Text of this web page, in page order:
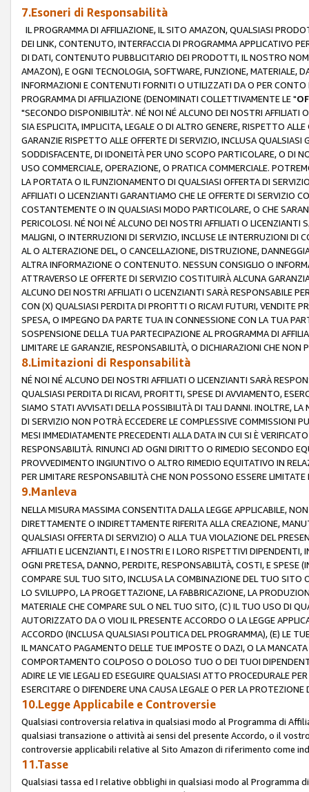
7.Esoneri di Responsabilità
IL PROGRAMMA DI AFFILIAZIONE, IL SITO AMAZON, QUALSIASI
DEI LINK, CONTENUTO, INTERFACCIA DI PROGRAMMA APPLICATIVO
DI DATI, CONTENUTO PUBBLICITARIO DEI PRODOTTI, IL NOSTRO
AMAZON), E OGNI TECNOLOGIA, SOFTWARE, FUNZIONE, MATERIALE,
INFORMAZIONI E CONTENUTI FORNITI O UTILIZZATI DA O PER
PROGRAMMA DI AFFILIAZIONE (DENOMINATI COLLETTIVAMENTE LE "
"SECONDO DISPONIBILITÀ". NÉ NOI NÉ ALCUNO DEI NOSTRI
SIA ESPLICITA, IMPLICITA, LEGALE O DI ALTRO GENERE, RISPETTO
GARANZIE RISPETTO ALLE OFFERTE DI SERVIZIO, INCLUSA
SODDISFACENTE, DI IDONEITÀ PER UNO SCOPO PARTICOLARE, O DI
USO COMMERCIALE, OPERAZIONE, O PRATICA COMMERCIALE.
LA PORTATA O IL FUNZIONAMENTO DI QUALSIASI OFFERTA DI
AFFILIATI O LICENZIANTI GARANTIAMO CHE LE OFFERTE DI SERVIZIO
COSTANTEMENTE O IN QUALSIASI MODO PARTICOLARE, O CHE
PERICOLOSI. NÉ NOI NÉ ALCUNO DEI NOSTRI AFFILIATI O LICENZIANTI
MALIGNI, O INTERRUZIONI DI SERVIZIO, INCLUSE LE INTERRUZIONI DI
AL O ALTERAZIONE DEL, O CANCELLAZIONE, DISTRUZIONE,
ALTRA INFORMAZIONE O CONTENUTO. NESSUN CONSIGLIO O
ATTRAVERSO LE OFFERTE DI SERVIZIO COSTITUIRÀ ALCUNA
ALCUNO DEI NOSTRI AFFILIATI O LICENZIANTI SARÀ RESPONSABILE
CON (X) QUALSIASI PERDITA DI PROFITTI O RICAVI FUTURI, VENDITE
SPESA, O IMPEGNO DA PARTE TUA IN CONNESSIONE CON LA TUA
SOSPENSIONE DELLA TUA PARTECIPAZIONE AL PROGRAMMA DI
LIMITARE LE GARANZIE, RESPONSABILITÀ, O DICHIARAZIONI CHE NON
8.Limitazioni di Responsabilità
NÉ NOI NÉ ALCUNO DEI NOSTRI AFFILIATI O LICENZIANTI SARÀ
QUALSIASI PERDITA DI RICAVI, PROFITTI, SPESE DI AVVIAMENTO,
SIAMO STATI AVVISATI DELLA POSSIBILITÀ DI TALI DANNI. INOLTRE,
DI SERVIZIO NON POTRÀ ECCEDERE LE COMPLESSIVE COMMISSIONI
MESI IMMEDIATAMENTE PRECEDENTI ALLA DATA IN CUI SI È
RESPONSABILITÀ. RINUNCI AD OGNI DIRITTO O RIMEDIO SECONDO
PROVVEDIMENTO INGIUNTIVO O ALTRO RIMEDIO EQUITATIVO IN
PER LIMITARE RESPONSABILITÀ CHE NON POSSONO ESSERE LIMITATE
9.Manleva
NELLA MISURA MASSIMA CONSENTITA DALLA LEGGE APPLICABILE,
DIRETTAMENTE O INDIRETTAMENTE RIFERITA ALLA CREAZIONE,
QUALSIASI OFFERTA DI SERVIZIO) O ALLA TUA VIOLAZIONE DEL
AFFILIATI E LICENZIANTI, E I NOSTRI E I LORO RISPETTIVI
OGNI PRETESA, DANNO, PERDITE, RESPONSABILITÀ, COSTI, E SPESE
COMPARE SUL TUO SITO, INCLUSA LA COMBINAZIONE DEL TUO SITO
LO SVILUPPO, LA PROGETTAZIONE, LA FABBRICAZIONE, LA
MATERIALE CHE COMPARE SUL O NEL TUO SITO, (C) IL TUO USO DI
AUTORIZZATO DA O VIOLI IL PRESENTE ACCORDO O LA LEGGE
ACCORDO (INCLUSA QUALSIASI POLITICA DEL PROGRAMMA), (E) LE
IL MANCATO PAGAMENTO DELLE TUE IMPOSTE O DAZI, O LA
COMPORTAMENTO COLPOSO O DOLOSO TUO O DEI TUOI
ADIRE LE VIE LEGALI ED ESEGUIRE QUALSIASI ATTO PROCEDURALE
ESERCITARE O DIFENDERE UNA CAUSA LEGALE O PER LA
10.Legge Applicabile e Controversie
Qualsiasi controversia relativa in qualsiasi modo al Programma di
qualsiasi transazione o attività ai sensi del presente Accordo, o il
controversie applicabili relative al Sito Amazon di riferimento come
11.Tasse
Qualsiasi tassa ed I relative obblighi in qualsiasi modo al